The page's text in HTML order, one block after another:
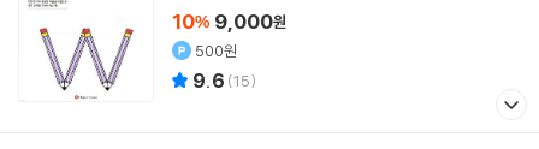
10% 9,000원
500원
9.6 (15)